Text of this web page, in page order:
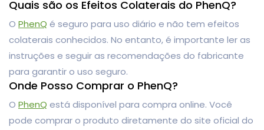
Quais são os Efeitos Colaterais do PhenQ?
O PhenQ é seguro para uso diário e não tem efeitos
colaterais conhecidos. No entanto, é importante ler as
instruções e seguir as recomendações do fabricante
para garantir o uso seguro.
Onde Posso Comprar o PhenQ?
O PhenQ está disponível para compra online. Você
pode comprar o produto diretamente do site oficial do